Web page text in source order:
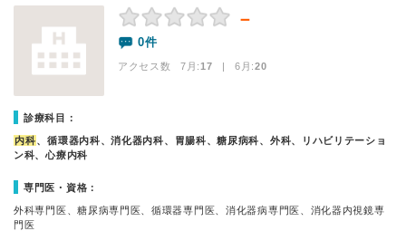
－
0件
アクセス数 7月:17 | 6月:20
診療科目：
内科、循環器内科、消化器内科、胃腸科、糖尿病科、外科、リハビリテーショ
ン科、心療内科
専門医・資格：
外科専門医、糖尿病専門医、循環器専門医、消化器病専門医、消化器内視鏡専
門医